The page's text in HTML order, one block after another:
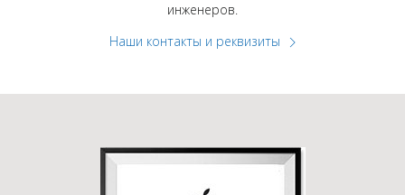
инженеров.
Наши контакты и реквизиты